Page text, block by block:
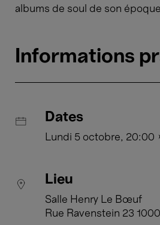
albums de soul de son
Informations
Dates
Lundi 5 octobre,
Lieu
Salle Henry Le Bœuf
Rue Ravenstein 23